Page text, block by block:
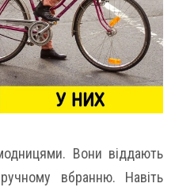
Вони віддають
вбранню. Навіть